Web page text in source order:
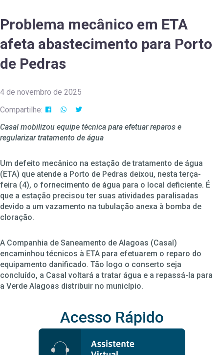
Problema mecânico em ETA
afeta abastecimento para Porto
de Pedras
4 de novembro de 2025
Compartilhe:
Casal mobilizou equipe técnica para efetuar reparos e
regularizar tratamento de água
Um defeito mecânico na estação de tratamento de água
(ETA) que atende a Porto de Pedras deixou, nesta terça-
feira (4), o fornecimento de água para o local deficiente. É
que a estação precisou ter suas atividades paralisadas
devido a um vazamento na tubulação anexa à bomba de
cloração.
A Companhia de Saneamento de Alagoas (Casal)
encaminhou técnicos à ETA para efetuarem o reparo do
equipamento danificado. Tão logo o conserto seja
concluído, a Casal voltará a tratar água e a repassá-la para
a Verde Alagoas distribuir no município.
Acesso Rápido